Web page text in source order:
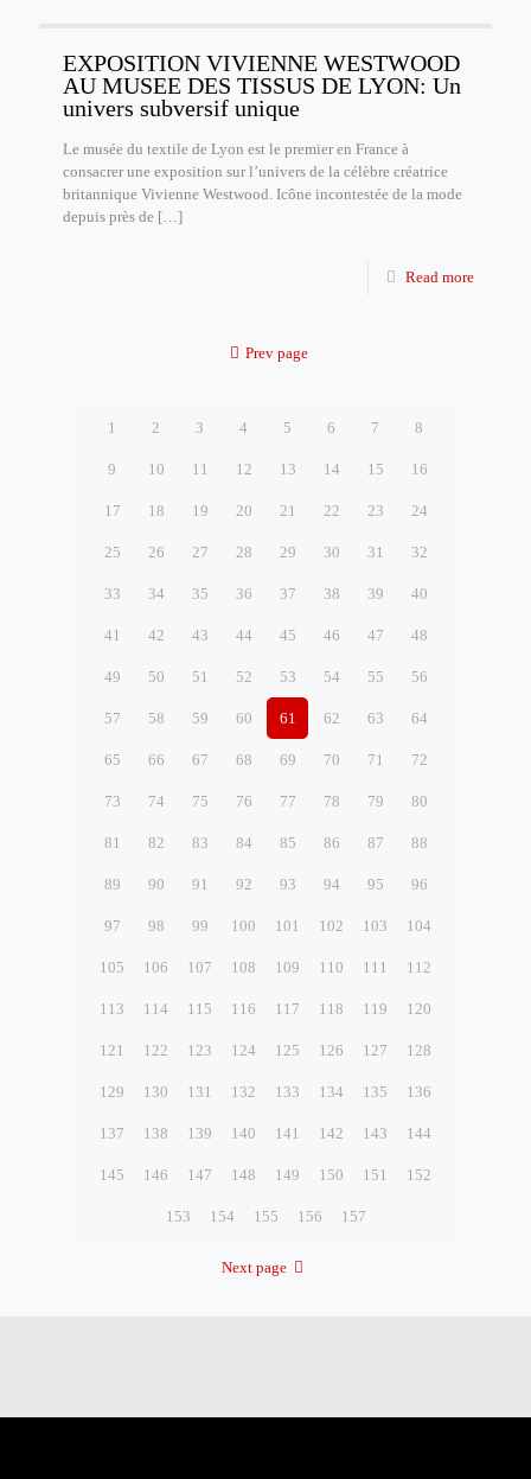
EXPOSITION VIVIENNE WESTWOOD
AU MUSEE DES TISSUS DE LYON: Un
univers subversif unique
Le musée du textile de Lyon est le premier en France à
consacrer une exposition sur l’univers de la célèbre créatrice
britannique Vivienne Westwood. Icône incontestée de la mode
depuis près de […]
Read more
Prev page
1 2 3 4 5 6 7 8
9 10 11 12 13 14 15 16
17 18 19 20 21 22 23 24
25 26 27 28 29 30 31 32
33 34 35 36 37 38 39 40
41 42 43 44 45 46 47 48
49 50 51 52 53 54 55 56
57 58 59 60 61 62 63 64
65 66 67 68 69 70 71 72
73 74 75 76 77 78 79 80
81 82 83 84 85 86 87 88
89 90 91 92 93 94 95 96
97 98 99 100 101 102 103 104
105 106 107 108 109 110 111 112
113 114 115 116 117 118 119 120
121 122 123 124 125 126 127 128
129 130 131 132 133 134 135 136
137 138 139 140 141 142 143 144
145 146 147 148 149 150 151 152
153 154 155 156 157
Next page